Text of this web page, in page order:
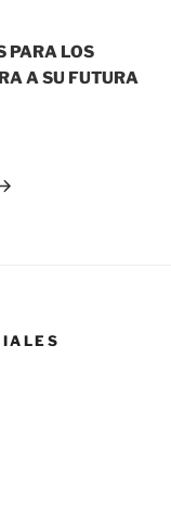
PARA LOS
A SU FUTURA